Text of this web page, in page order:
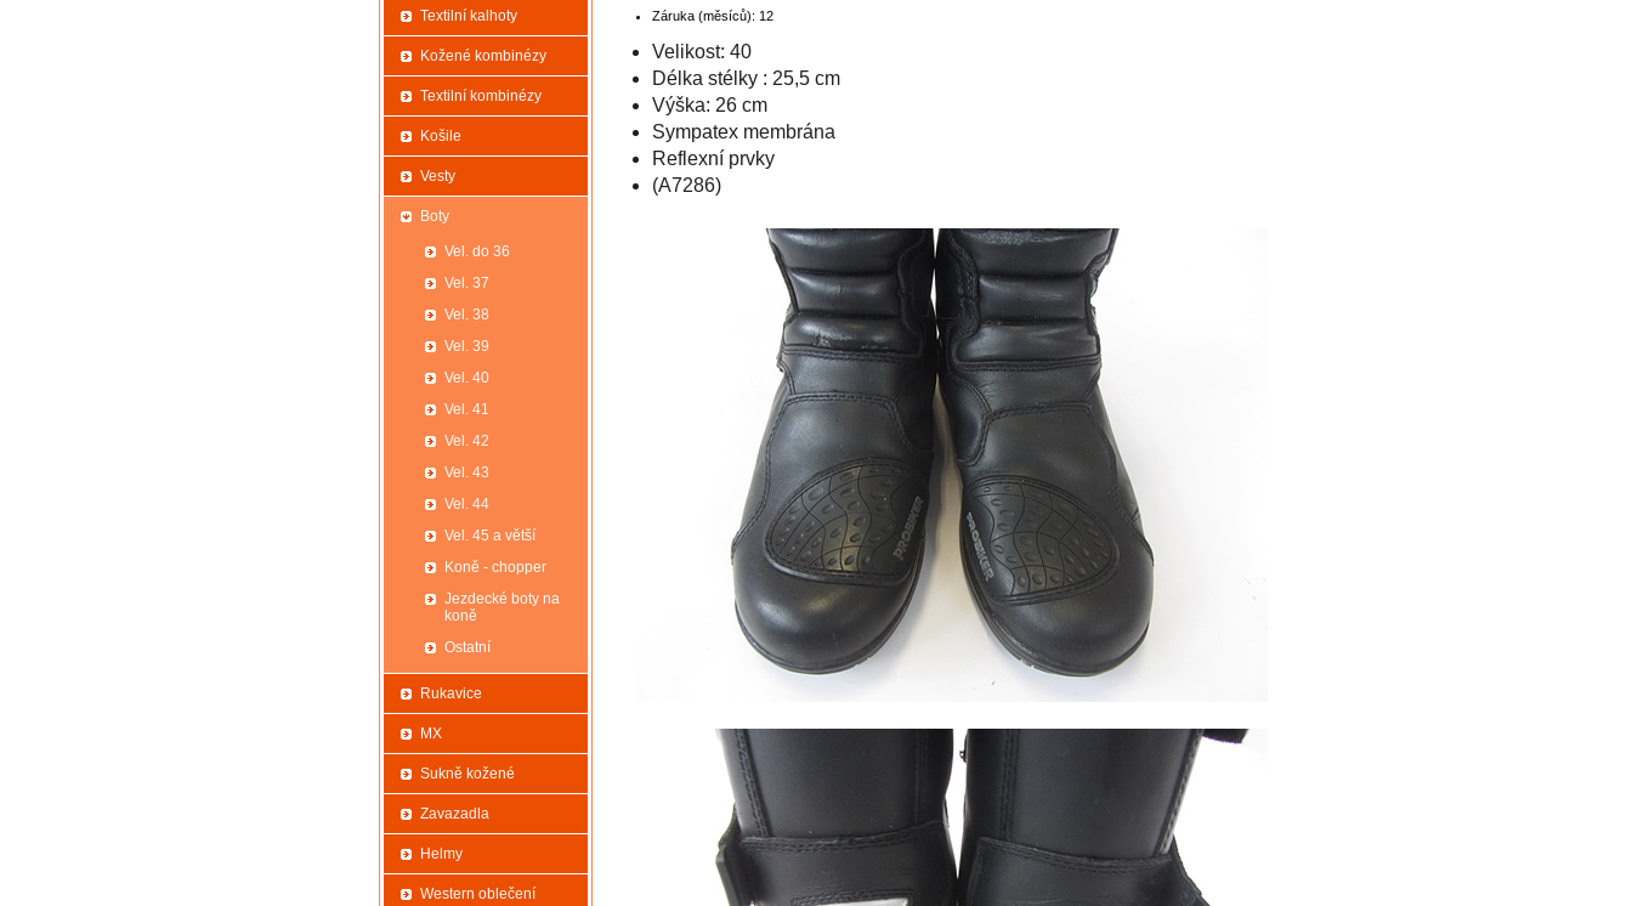
Záruka (měsíců): 12
Velikost: 40
Délka stélky : 25,5 cm
Výška: 26 cm
Sympatex membrána
Reflexní prvky
(A7286)
Textilní kalhoty
Kožené kombinézy
Textilní kombinézy
Košile
Vesty
Boty
Vel. do 36
Vel. 37
Vel. 38
Vel. 39
Vel. 40
Vel. 41
Vel. 42
Vel. 43
Vel. 44
Vel. 45 a větší
Koně - chopper
Jezdecké boty na
koně
Ostatní
Rukavice
MX
Sukně kožené
Zavazadla
Helmy
Western oblečení